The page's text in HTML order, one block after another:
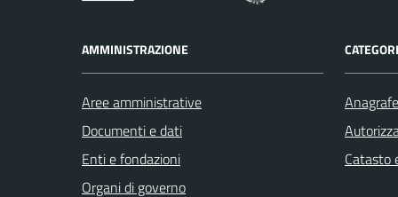
AMMINISTRAZIONE
Aree amministrative
Documenti e dati
Enti e fondazioni
Organi di governo
Catasto